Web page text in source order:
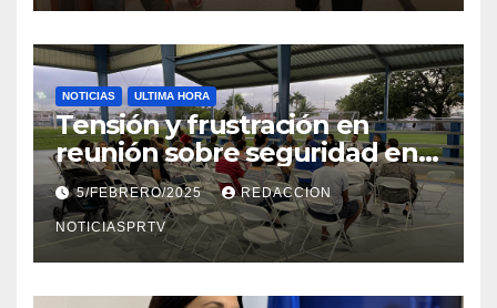
NOTICIAS ULTIMA HORA
Tensión y frustración en
reunión sobre seguridad en
Reparto Metropolitano
5/FEBRERO/2025 REDACCION
NOTICIASPRTV